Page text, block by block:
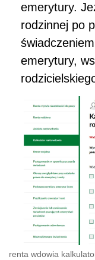
emerytury.
rodzinnej po
emerytury,
renta wdowia